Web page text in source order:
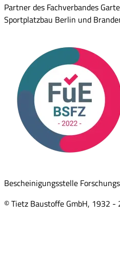
Partner des Fachverbandes
Sportplatzbau Berlin und
Bescheinigungsstelle
© Tietz Baustoffe GmbH, 1932 -